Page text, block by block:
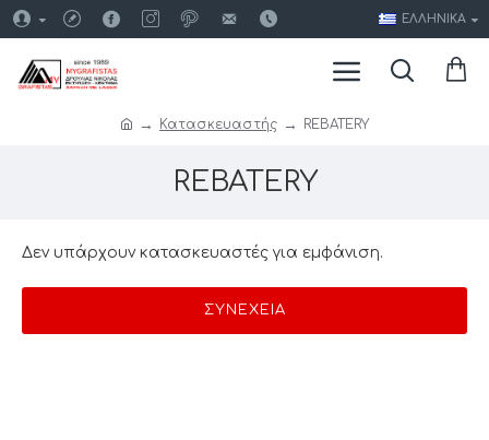
ΕΛΛΗΝΙΚΆ
Κατασκευαστής REBATERY
REBATERY
Δεν υπάρχουν κατασκευαστές για εμφάνιση.
ΣΥΝΈΧΕΙΑ